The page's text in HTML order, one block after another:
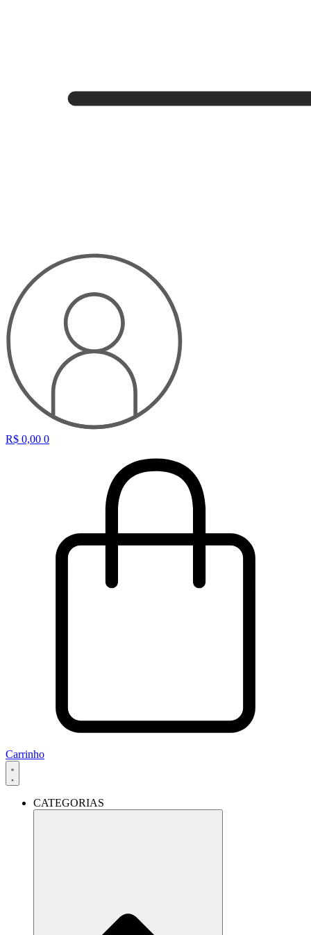
R$ 0,00 0
Carrinho
CATEGORIAS